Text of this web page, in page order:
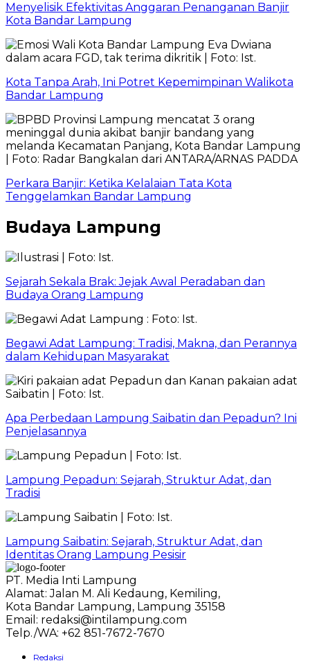
Menyelisik Efektivitas Anggaran Penanganan Banjir
Kota Bandar Lampung
Kota Tanpa Arah, Ini Potret Kepemimpinan Walikota
Bandar Lampung
Perkara Banjir: Ketika Kelalaian Tata Kota
Tenggelamkan Bandar Lampung
Budaya Lampung
Sejarah Sekala Brak: Jejak Awal Peradaban dan
Budaya Orang Lampung
Begawi Adat Lampung: Tradisi, Makna, dan Perannya
dalam Kehidupan Masyarakat
Apa Perbedaan Lampung Saibatin dan Pepadun? Ini
Penjelasannya
Lampung Pepadun: Sejarah, Struktur Adat, dan
Tradisi
Lampung Saibatin: Sejarah, Struktur Adat, dan
Identitas Orang Lampung Pesisir
PT. Media Inti Lampung
Alamat: Jalan M. Ali Kedaung, Kemiling,
Kota Bandar Lampung, Lampung 35158
Email: redaksi@intilampung.com
Telp./WA: +62 851-7672-7670
Redaksi